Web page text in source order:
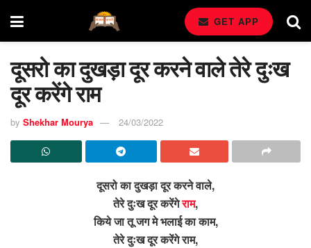
GET APP
दूसरो का दुखड़ा दूर करने वाले तेरे दुःख
दूर करेंगे राम
by Shekhar Mourya 24/03/2022
दूसरो का दुखड़ा दूर करने वाले,
तेरे दुःख दूर करेंगेराम,
किये जा तू जग मे भलाई का काम,
तेरे दुःख दूर करेंगे राम,